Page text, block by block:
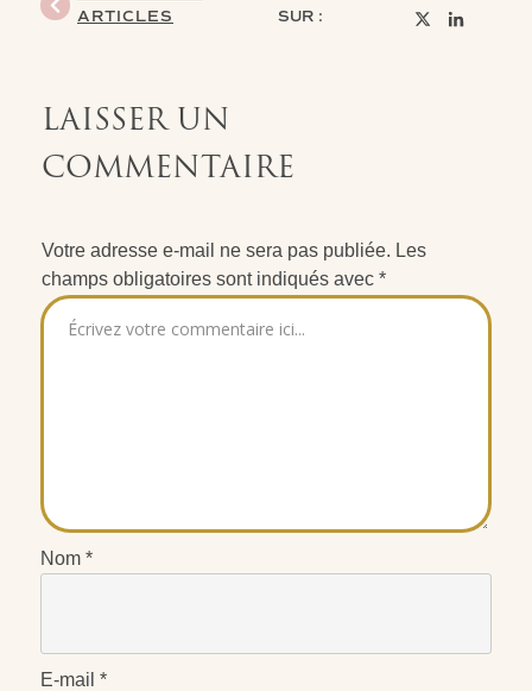
ARTICLES
SUR :
LAISSER UN
COMMENTAIRE
Votre adresse e-mail ne sera pas publiée. Les
champs obligatoires sont indiqués avec *
Nom *
E-mail *